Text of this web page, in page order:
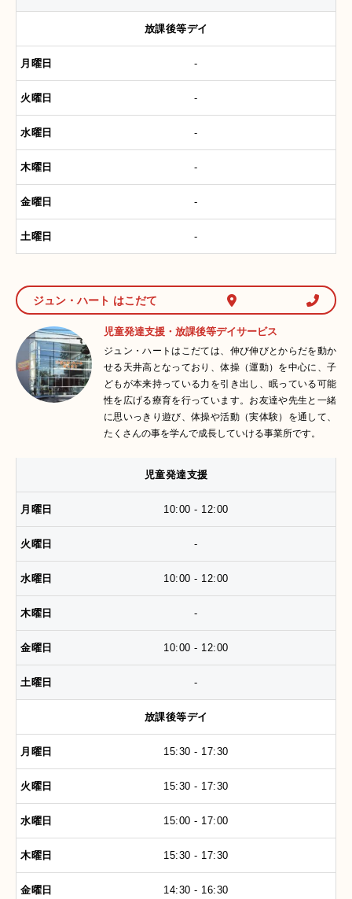
放課後等デイ
-
-
-
-
-
-
ジュン・ハート はこだて
児童発達支援・放課後等デイサービス
ジュン・ハートはこだては、伸び伸びとからだを動か
せる天井高となっており、体操（運動）を中心に、子
どもが本来持っている力を引き出し、眠っている可能
性を広げる療育を行っています。お友達や先生と一緒
に思いっきり遊び、体操や活動（実体験）を通して、
たくさんの事を学んで成長していける事業所です。
児童発達支援
10:00 - 12:00
-
10:00 - 12:00
-
10:00 - 12:00
-
放課後等デイ
15:30 - 17:30
15:30 - 17:30
15:00 - 17:00
15:30 - 17:30
14:30 - 16:30